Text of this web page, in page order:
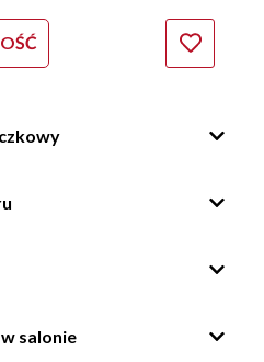
salonie